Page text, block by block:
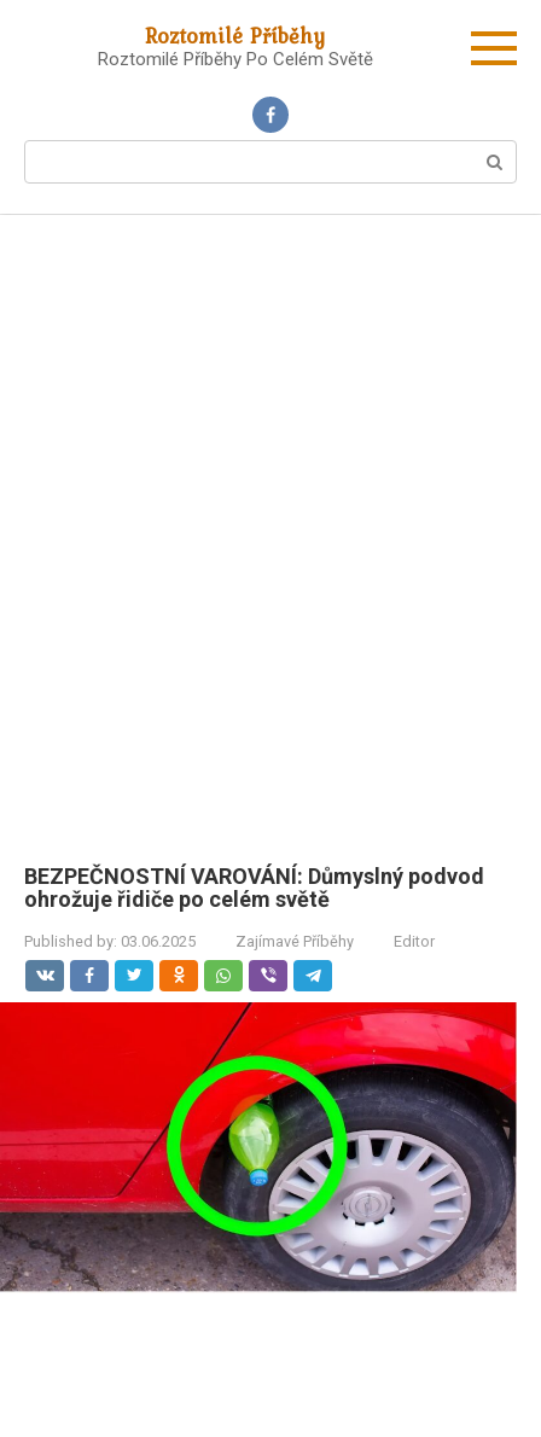
Roztomilé Příběhy
Roztomilé Příběhy Po Celém Světě
BEZPEČNOSTNÍ VAROVÁNÍ: Důmyslný podvod
ohrožuje řidiče po celém světě
Published by: 03.06.2025 Zajímavé Příběhy Editor